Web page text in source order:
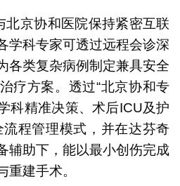
北京协和医院保持紧密互联
学科专家可透过远程会诊深
各类复杂病例制定兼具安全
疗方案。透过“北京协和专
科精准决策、术后ICU及护
流程管理模式，并在达芬奇
辅助下，能以最小创伤完成
重建手术。